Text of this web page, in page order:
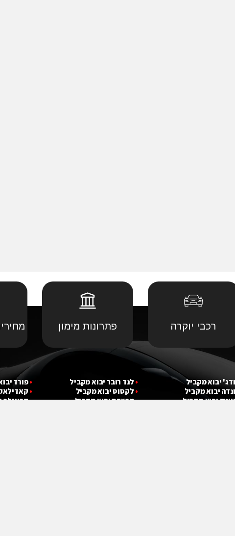
רכבי יוקרה פתרונות מימון
יבוא מקביל
יבוא מקביל
יבוא מקביל
• לנד רובר יבוא מקביל
• לקסוס יבוא מקביל
•מרצדס יבוא מקביל
•פורד
•
•קרייזלר